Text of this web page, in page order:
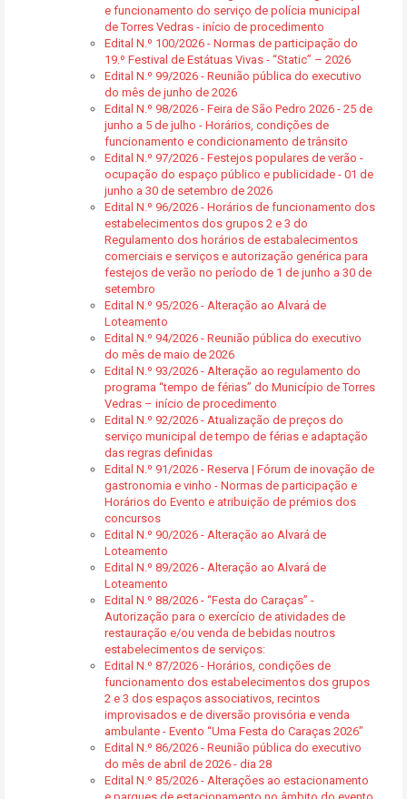
e funcionamento do serviço de polícia municipal
de Torres Vedras - início de procedimento
Edital N.º 100/2026 - Normas de participação do
19.º Festival de Estátuas Vivas - “Static” – 2026
Edital N.º 99/2026 - Reunião pública do executivo
do mês de junho de 2026
Edital N.º 98/2026 - Feira de São Pedro 2026 - 25 de
junho a 5 de julho - Horários, condições de
funcionamento e condicionamento de trânsito
Edital N.º 97/2026 - Festejos populares de verão -
ocupação do espaço público e publicidade - 01 de
junho a 30 de setembro de 2026
Edital N.º 96/2026 - Horários de funcionamento dos
estabelecimentos dos grupos 2 e 3 do
Regulamento dos horários de estabalecimentos
comerciais e serviços e autorização genérica para
festejos de verão no período de 1 de junho a 30 de
setembro
Edital N.º 95/2026 - Alteração ao Alvará de
Loteamento
Edital N.º 94/2026 - Reunião pública do executivo
do mês de maio de 2026
Edital N.º 93/2026 - Alteração ao regulamento do
programa “tempo de férias” do Município de Torres
Vedras – início de procedimento
Edital N.º 92/2026 - Atualização de preços do
serviço municipal de tempo de férias e adaptação
das regras definidas
Edital N.º 91/2026 - Reserva | Fórum de inovação de
gastronomia e vinho - Normas de participação e
Horários do Evento e atribuição de prémios dos
concursos
Edital N.º 90/2026 - Alteração ao Alvará de
Loteamento
Edital N.º 89/2026 - Alteração ao Alvará de
Loteamento
Edital N.º 88/2026 - “Festa do Caraças” -
Autorização para o exercício de atividades de
restauração e/ou venda de bebidas noutros
estabelecimentos de serviços:
Edital N.º 87/2026 - Horários, condições de
funcionamento dos estabelecimentos dos grupos
2 e 3 dos espaços associativos, recintos
improvisados e de diversão provisória e venda
ambulante - Evento “Uma Festa do Caraças 2026”
Edital N.º 86/2026 - Reunião pública do executivo
do mês de abril de 2026 - dia 28
Edital N.º 85/2026 - Alterações ao estacionamento